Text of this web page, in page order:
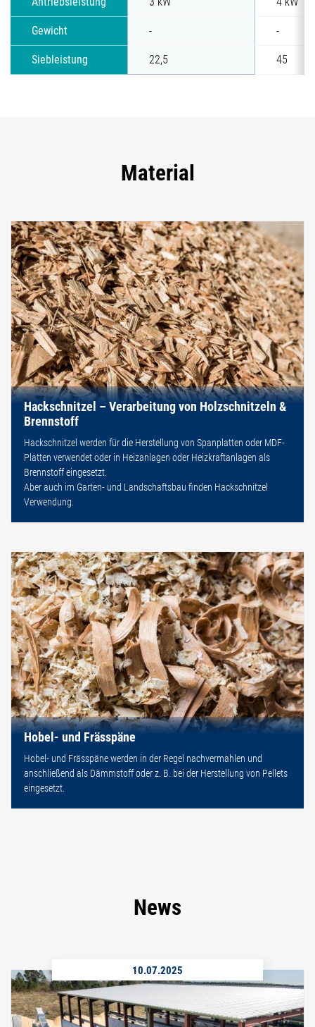
Gewicht - -
Siebleistung 22,5 45
Material
Hackschnitzel – Verarbeitung von Holzschnitzeln &
Brennstoff
Hackschnitzel werden für die Herstellung von Spanplatten oder MDF-
Platten verwendet oder in Heizanlagen oder Heizkraftanlagen als
Brennstoff eingesetzt.
Aber auch im Garten- und Landschaftsbau finden Hackschnitzel
Verwendung.
Hobel- und Frässpäne
Hobel- und Frässpäne werden in der Regel nachvermahlen und
anschließend als Dämmstoff oder z. B. bei der Herstellung von Pellets
eingesetzt.
News
10.07.2025